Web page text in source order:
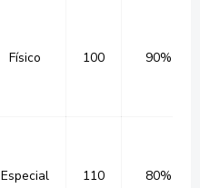
Físico 100 90%
Especial 110 80%